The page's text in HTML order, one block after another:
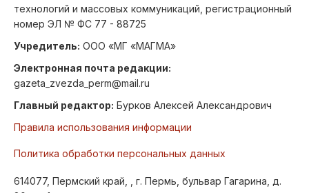
технологий и массовых коммуникаций, регистрационный
номер ЭЛ № ФС 77 - 88725
Учредитель: ООО «МГ «МАГМА»
Электронная почта редакции:
gazeta_zvezda_perm@mail.ru
Главный редактор: Бурков Алексей Александрович
Правила использования информации
Политика обработки персональных данных
614077, Пермский край, , г. Пермь, бульвар Гагарина, д.